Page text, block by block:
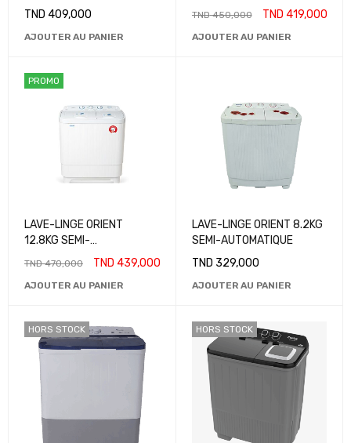
TND 409,000
AJOUTER AU PANIER
TND450,000 TND 419,000
AJOUTER AU PANIER
PROMO
LAVE-LINGE ORIENT
12.8KG SEMI-
AUTOMATIQUE
TND470,000 TND 439,000
AJOUTER AU PANIER
LAVE-LINGE ORIENT 8.2KG
SEMI-AUTOMATIQUE
TND 329,000
AJOUTER AU PANIER
HORS STOCK HORS STOCK